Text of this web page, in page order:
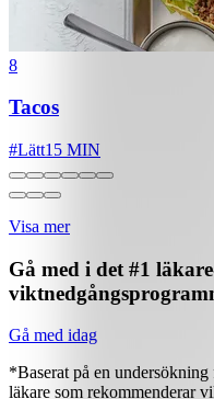
8
Tacos
#Lätt15 MIN
Visa mer
Gå med i det #1
Gå med idag
*Baserat på en
läkare som rekommenderar